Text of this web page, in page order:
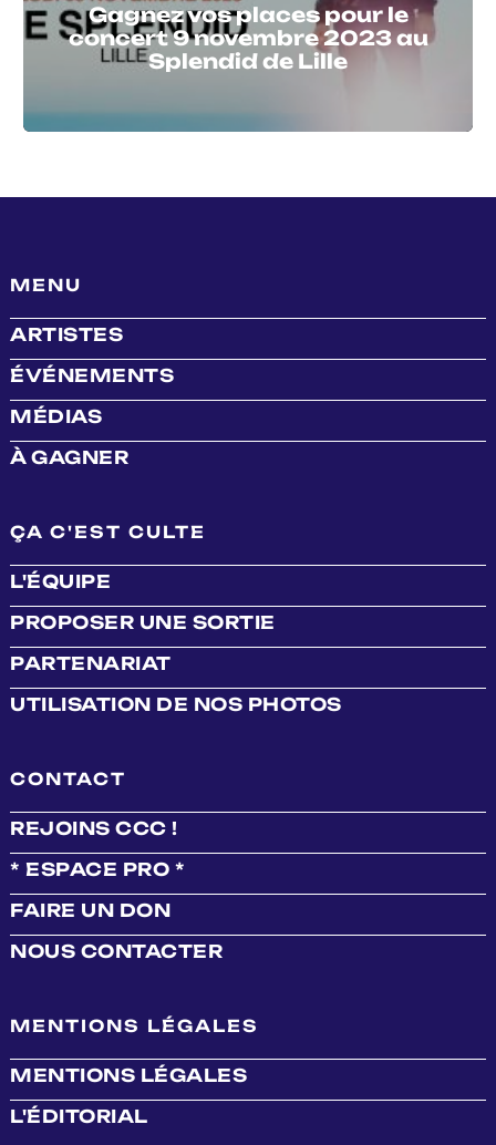
Gagnez vos places pour le
concert 9 novembre 2023 au
Splendid de Lille
MENU
ARTISTES
ÉVÉNEMENTS
MÉDIAS
À GAGNER
ÇA C'EST CULTE
L'ÉQUIPE
PROPOSER UNE SORTIE
PARTENARIAT
UTILISATION DE NOS PHOTOS
CONTACT
REJOINS CCC !
* ESPACE PRO *
FAIRE UN DON
NOUS CONTACTER
MENTIONS LÉGALES
MENTIONS LÉGALES
L'ÉDITORIAL